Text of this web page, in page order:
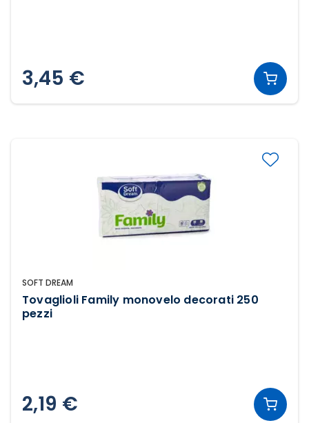
3,45 €
SOFT DREAM
Tovaglioli Family monovelo decorati 250
pezzi
2,19 €